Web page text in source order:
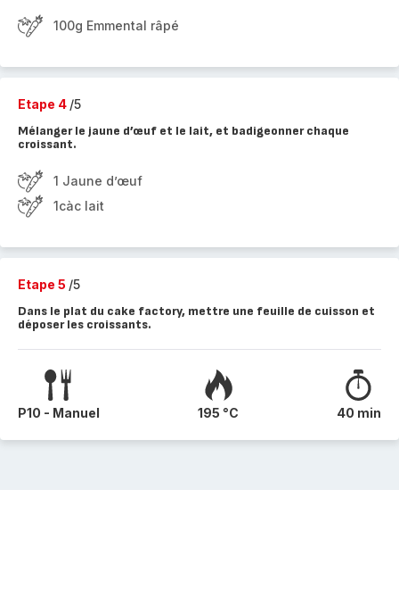
100g Emmental râpé
Etape 4 /5
Mélanger le jaune d’œuf et le lait, et badigeonner chaque
croissant.
1 Jaune d’œuf
1càc lait
Etape 5 /5
Dans le plat du cake factory, mettre une feuille de cuisson et
déposer les croissants.
P10 - Manuel 195 °C 40 min